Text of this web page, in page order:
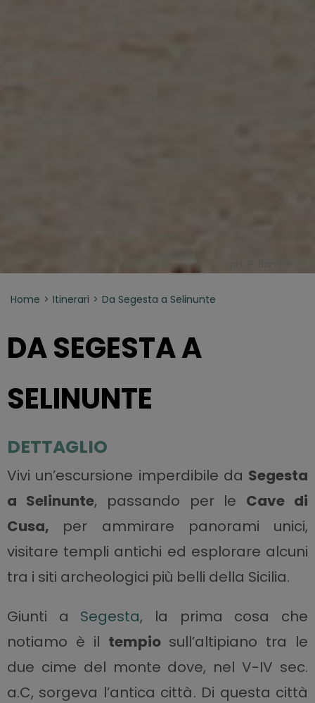
Home Itinerari Da Segesta a Selinunte
DA SEGESTA A
SELINUNTE
DETTAGLIO
Vivi un’escursione imperdibile da Segesta
a Selinunte, passando per le Cave di
Cusa, per ammirare panorami unici,
visitare templi antichi ed esplorare alcuni
tra i siti archeologici più belli della Sicilia.
Giunti a Segesta, la prima cosa che
notiamo è il tempio sull’altipiano tra le
due cime del monte dove, nel V-IV sec.
a.C, sorgeva l’antica città. Di questa città